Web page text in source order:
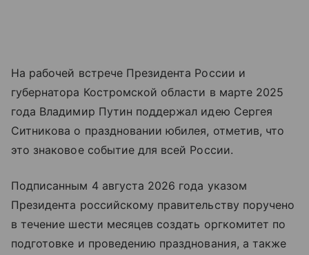
На рабочей встрече Президента России и
губернатора Костромской области в марте 2025
года Владимир Путин поддержал идею Сергея
Ситникова о праздновании юбилея, отметив, что
это знаковое событие для всей России.
Подписанным 4 августа 2026 года указом
Президента российскому правительству поручено
в течение шести месяцев создать оргкомитет по
подготовке и проведению празднования, а также